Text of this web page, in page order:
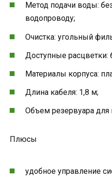
Метод подачи воды:
водопроводу;
Очистка: угольный
Доступные расцветки:
Материалы корпуса:
Длина кабеля: 1,8 м;
Объем резервуара для
Плюсы
удобное управление